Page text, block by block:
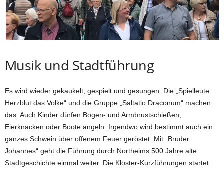
Musik und Stadtführung
Es wird wieder gekaukelt, gespielt und gesungen. Die „Spielleute
Herzblut das Volke“ und die Gruppe „Saltatio Draconum“ machen
das. Auch Kinder dürfen Bogen- und Armbrustschießen,
Eierknacken oder Boote angeln. Irgendwo wird bestimmt auch ein
ganzes Schwein über offenem Feuer geröstet. Mit „Bruder
Johannes“ geht die Führung durch Northeims 500 Jahre alte
Stadtgeschichte einmal weiter. Die Kloster-Kurzführungen startet